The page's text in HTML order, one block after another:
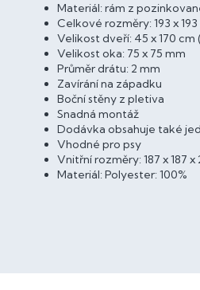
Materiál: rám z
Celkové rozměry: 193 x
Velikost dveří: 45 x 170 cm
Velikost oka: 75 x 75 mm
Průměr drátu: 2 mm
Zavírání na západku
Boční stěny z pletiva
Snadná montáž
Dodávka obsahuje také
Vhodné pro psy
Vnitřní rozměry: 187 x 187 x
Materiál: Polyester: 100%